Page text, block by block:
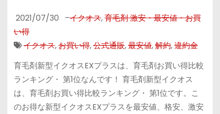
2021/07/30 –イクオス,育毛剤 激安・最安値・お買
い得
イクオス,お買い得,公式通販,最安値,解約,違約金
育毛剤新型イクオスEXプラスは、育毛剤お買い得比較
ランキング・ 第1位なんです！ 育毛剤新型イクオス
は、育毛剤お買い得比較ランキング・ 第1位です。こ
のお得な新型イクオスEXプラスを最安値、格安、激安